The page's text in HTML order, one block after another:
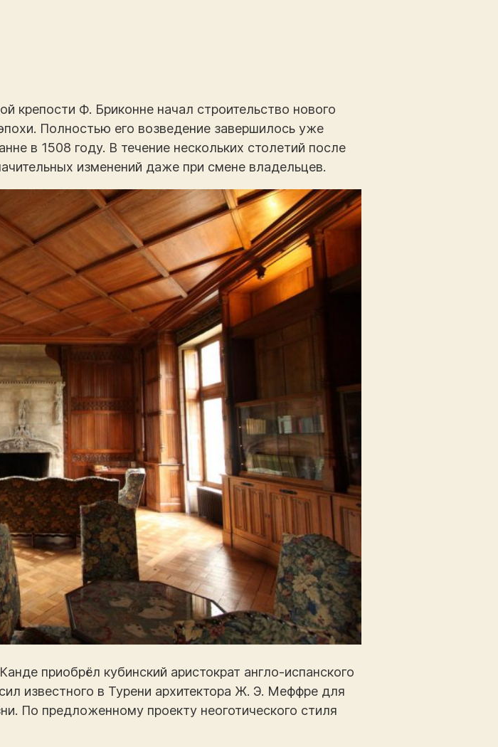
крепости Ф. Бриконне начал строительство нового
Полностью его возведение завершилось уже
в 1508 году. В течение нескольких столетий после
изменений даже при смене владельцев.
приобрёл кубинский аристократ англо-испанского
известного в Турени архитектора Ж. Э. Меффре для
По предложенному проекту неоготического стиля